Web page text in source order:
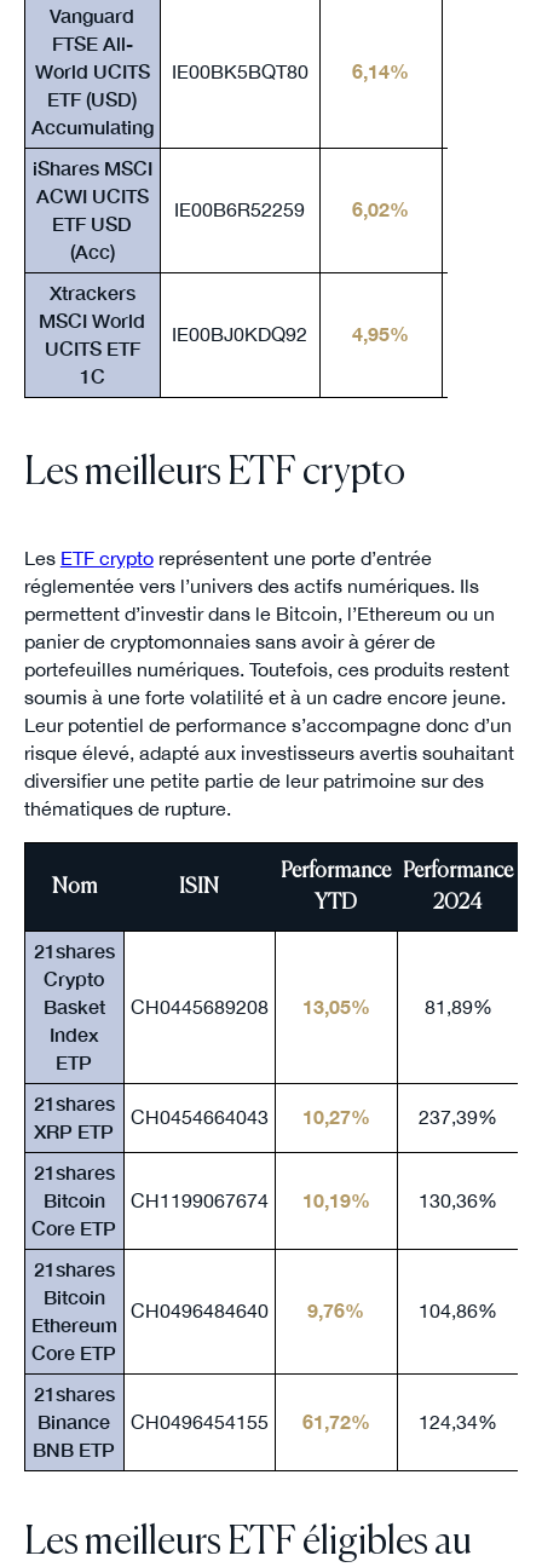
Vanguard
FTSE All-
World UCITS
ETF (USD)
Accumulating
IE00BK5BQT80 6,14%
iShares MSCI
ACWI UCITS
ETF USD
(Acc)
IE00B6R52259 6,02%
Xtrackers
MSCI World
UCITS ETF
1C
IE00BJ0KDQ92 4,95%
Les meilleurs ETF crypto
Les ETF cryptoreprésentent une porte d’entrée
réglementée vers l’univers des actifs numériques. Ils
permettent d’investir dans le Bitcoin, l’Ethereum ou un
panier de cryptomonnaies sans avoir à gérer de
portefeuilles numériques. Toutefois, ces produits restent
soumis à une forte volatilité et à un cadre encore jeune.
Leur potentiel de performance s’accompagne donc d’un
risque élevé, adapté aux investisseurs avertis souhaitant
diversifier une petite partie de leur patrimoine sur des
thématiques de rupture.
Nom ISIN
Performance
YTD
Performance
2024
21shares
Crypto
Basket
Index
ETP
CH0445689208 13,05% 81,89%
21shares
XRP ETP
CH0454664043 10,27% 237,39%
21shares
Bitcoin
Core ETP
CH1199067674 10,19% 130,36%
21shares
Bitcoin
Ethereum
Core ETP
CH0496484640 9,76% 104,86%
21shares
Binance
BNB ETP
CH0496454155 61,72% 124,34%
Les meilleurs ETF éligibles au